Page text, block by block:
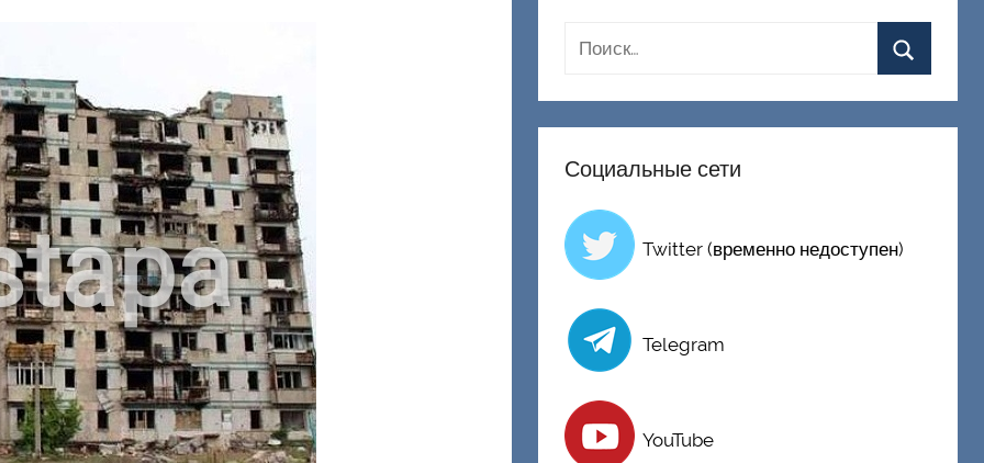
Социальные сети
Twitter (временно недоступен)
Telegram
YouTube